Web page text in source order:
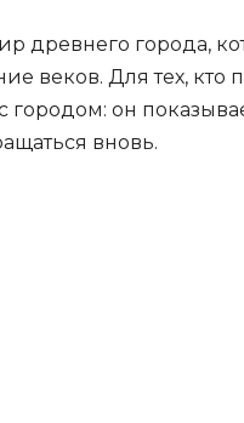
древнего города,
веков. Для тех, кто
он
вновь.